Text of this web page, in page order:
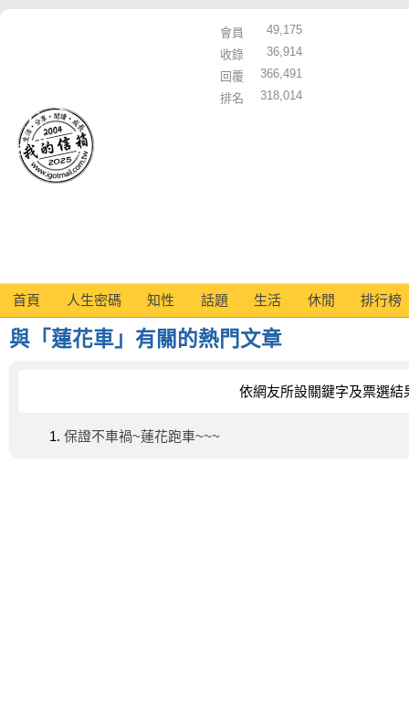
會員
49,175
收錄
36,914
回覆
366,491
排名
318,014
首頁 人生密碼 知性 話題 生活 休閒 排行榜
與「蓮花車」有關的熱門文章
依網友所設關鍵字及票選結
保證不車禍~蓮花跑車~~~